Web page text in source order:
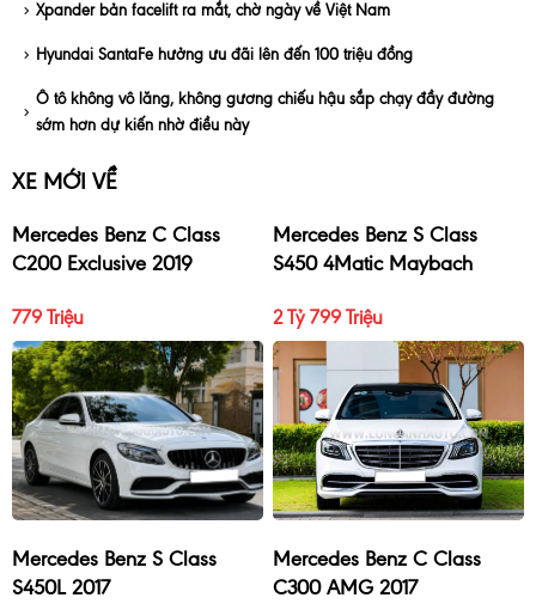
Xpander bản facelift ra mắt, chờ ngày về Việt Nam
Hyundai SantaFe hưởng ưu đãi lên đến 100 triệu đồng
Ô tô không vô lăng, không gương chiếu hậu sắp chạy đầy đường
sớm hơn dự kiến nhờ điều này
XE MỚI VỀ
Mercedes Benz C Class
C200 Exclusive 2019
779 Triệu
Mercedes Benz S Class
S450 4Matic Maybach
2 Tỷ 799 Triệu
Mercedes Benz S Class
S450L 2017
Mercedes Benz C Class
C300 AMG 2017